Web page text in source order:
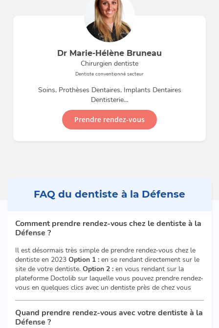
Dr Marie-Hélène Bruneau
Chirurgien dentiste
Dentiste conventionné secteur
Soins, Prothèses Dentaires, Implants Dentaires
Dentisterie…
Prendre rendez-vous
FAQ du dentiste à la Défense
Comment prendre rendez-vous chez le dentiste à la
Défense ?
Il est désormais très simple de prendre rendez-vous chez le
dentiste en 2023 Option 1 : en se rendant directement sur le
site de votre dentiste. Option 2 : en vous rendant sur la
plateforme Doctolib sur laquelle vous pouvez prendre rendez-
vous en quelques clics avec un dentiste près de chez vous
Quand prendre rendez-vous avec votre dentiste à la
Défense ?